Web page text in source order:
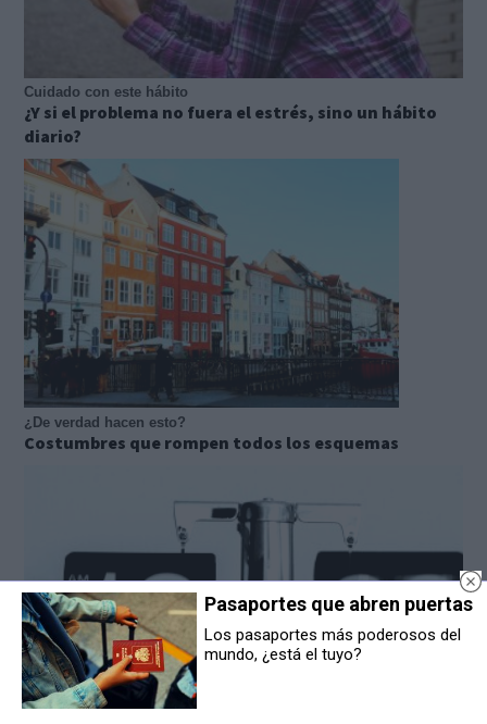
Cuidado con este hábito
¿Y si el problema no fuera el estrés, sino un hábito
diario?
¿De verdad hacen esto?
Costumbres que rompen todos los esquemas
Pasaportes que abren puertas
Los pasaportes más poderosos del
mundo, ¿está el tuyo?